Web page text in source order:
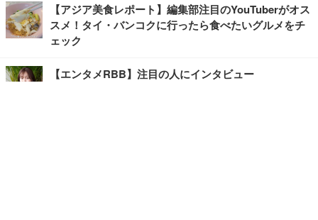
【アジア美食レポート】編集部注目のYouTuberがオス
スメ！タイ・バンコクに行ったら食べたいグルメをチ
ェック
【エンタメRBB】注目の人にインタビュー